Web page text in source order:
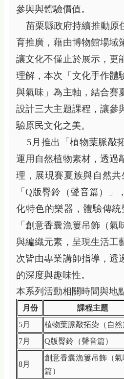
參與與體驗價值。
苗栗縣政府持續推動原
育推廣，藉由博物館場域
讓文化不僅止於展示，更
理解，本次「文化手作體
與氣味」為主軸，結合賽
設計三大主題課程，讓參
驗原民文化之美。
5 月推出「植物葉脈敲
運用自然植物素材，透過
理，展現賽夏族與自然共
「Q版臀鈴（聲音篇）」
化特色的樂器，體驗傳統
「創意香囊漁簍吊飾（
與編織元素，呈現生活工
次皆由專業講師指導，透
的深度與趣味性。
本系列活動相關時間與地
月份 課程主題
5月 植物葉脈敲拓染（自然
7月 Q版臀鈴（聲音篇）
8月
創意香囊漁簍吊飾（氣
篇）